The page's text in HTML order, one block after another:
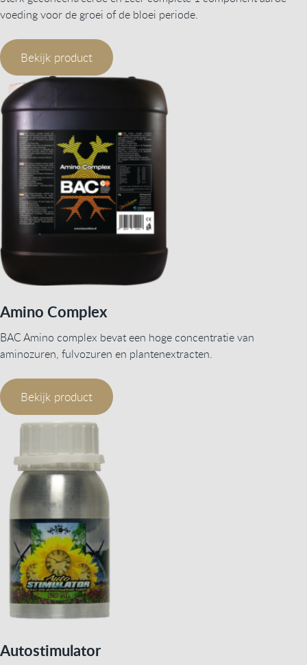
voeding voor de groei of de bloei periode.
Bekijk product
Amino Complex
BAC Amino complex bevat een hoge concentratie van
aminozuren, fulvozuren en plantenextracten.
Bekijk product
Autostimulator